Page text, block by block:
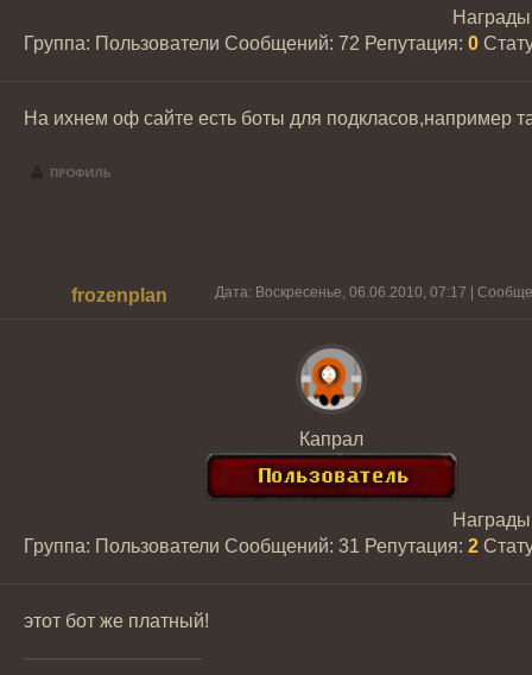
Группа: Пользователи Сообщений: 72 Репутация: 0
На ихнем оф сайте есть боты для подкласов,например
frozenplan Дата: Воскресенье, 06.06.2010, 07:17 |
Капрал
Группа: Пользователи Сообщений: 31 Репутация: 2
этот бот же платный!